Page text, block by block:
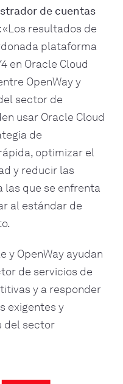
de cuentas
: «Los resultados de
plataforma
en Oracle Cloud
OpenWay y
sector de
usar Oracle Cloud
de
optimizar el
y reducir las
las que se enfrenta
al estándar de
y OpenWay ayudan
de servicios de
y a responder
exigentes y
del sector